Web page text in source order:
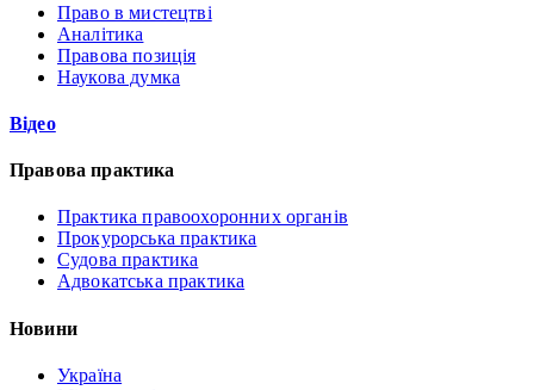
Право в мистецтві
Аналітика
Правова позиція
Наукова думка
Відео
Правова практика
Практика правоохоронних органів
Прокурорська практика
Судова практика
Адвокатська практика
Новини
Україна